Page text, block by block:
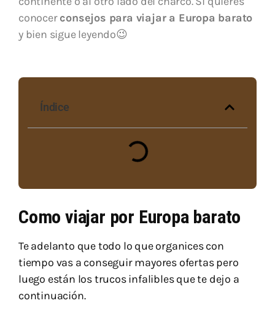
conocerconsejos para viajar a Europa barato
y bien sigue leyendo😉
Índice
Como viajar por Europa barato
Te adelanto que todo lo que organices con
tiempo vas a conseguir mayores ofertas pero
luego están los trucos infalibles que te dejo a
continuación.